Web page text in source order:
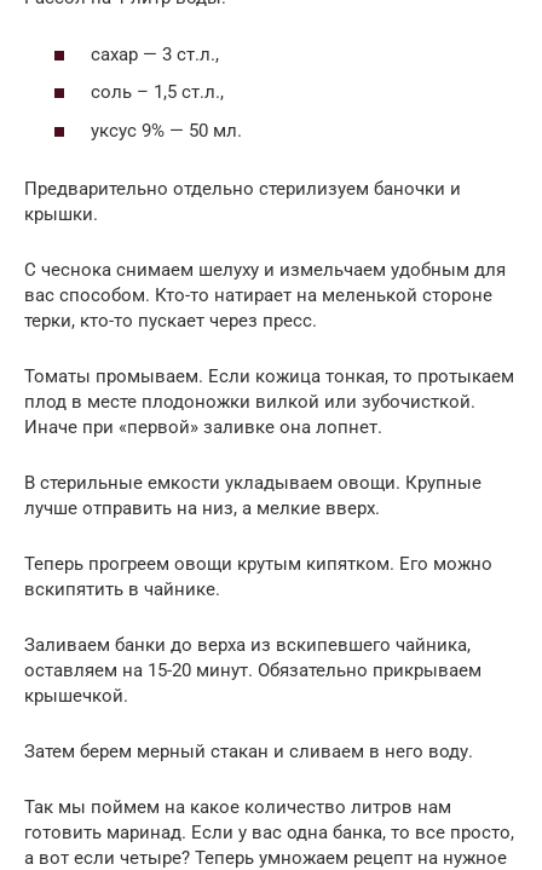
сахар — 3 ст.л.,
соль – 1,5 ст.л.,
уксус 9% — 50 мл.
Предварительно отдельно стерилизуем баночки и
крышки.
С чеснока снимаем шелуху и измельчаем удобным для
вас способом. Кто-то натирает на меленькой стороне
терки, кто-то пускает через пресс.
Томаты промываем. Если кожица тонкая, то протыкаем
плод в месте плодоножки вилкой или зубочисткой.
Иначе при «первой» заливке она лопнет.
В стерильные емкости укладываем овощи. Крупные
лучше отправить на низ, а мелкие вверх.
Теперь прогреем овощи крутым кипятком. Его можно
вскипятить в чайнике.
Заливаем банки до верха из вскипевшего чайника,
оставляем на 15-20 минут. Обязательно прикрываем
крышечкой.
Затем берем мерный стакан и сливаем в него воду.
Так мы поймем на какое количество литров нам
готовить маринад. Если у вас одна банка, то все просто,
а вот если четыре? Теперь умножаем рецепт на нужное